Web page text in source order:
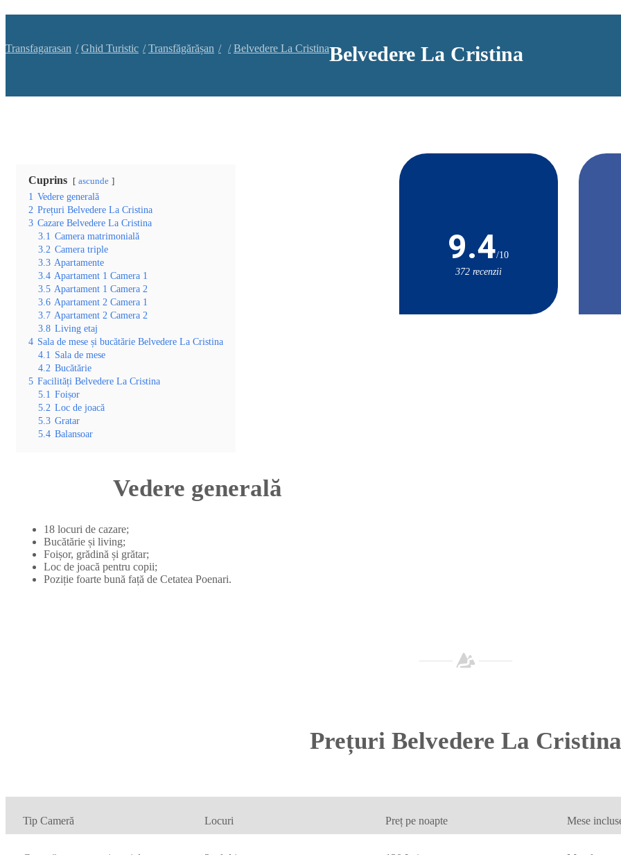
Transfagarasan Ghid Turistic Transfăgărășan Belvedere La CristinaBelvedere La Cristina
Cuprins ascunde
1 Vedere generală
2 Prețuri Belvedere La Cristina
3 Cazare Belvedere La Cristina
3.1 Camera matrimonială
3.2 Camera triple
3.3 Apartamente
3.4 Apartament 1 Camera 1
3.5 Apartament 1 Camera 2
3.6 Apartament 2 Camera 1
3.7 Apartament 2 Camera 2
3.8 Living etaj
4 Sala de mese și bucătărie Belvedere La Cristina
4.1 Sala de mese
4.2 Bucătărie
5 Facilități Belvedere La Cristina
5.1 Foișor
5.2 Loc de joacă
5.3 Gratar
5.4 Balansoar
Vedere generală
18 locuri de cazare;
Bucătărie și living;
Foișor, grădină și grătar;
Loc de joacă pentru copii;
Poziție foarte bună față de Cetatea Poenari.
9.4/10
372 recenzii
Prețuri Belvedere La Cristina
Tip Cameră Locuri Preț pe noapte Mese